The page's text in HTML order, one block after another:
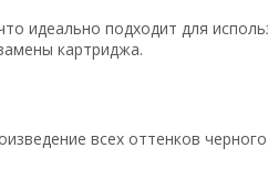
идеально подходит для
картриджа.
всех оттенков